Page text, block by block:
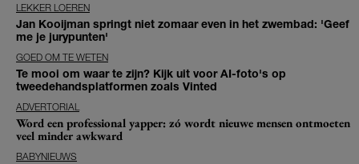
LEKKER LOEREN
Jan Kooijman springt niet zomaar even in het zwembad: 'Geef
me je jurypunten'
GOED OM TE WETEN
Te mooi om waar te zijn? Kijk uit voor AI-foto's op
tweedehandsplatformen zoals Vinted
ADVERTORIAL
Word een professional yapper: zó wordt nieuwe mensen ontmoeten
veel minder awkward
BABYNIEUWS